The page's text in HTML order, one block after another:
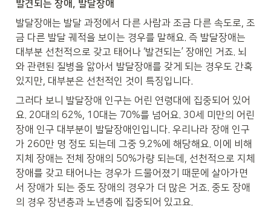
발견되는 장애 , 발달장애
발달장애는 발달 과정에서 다른 사람과 조금 다른 속도로, 조
금 다른 발달 궤적을 보이는 경우를 말해요. 즉 발달장애는
대부분 선천적으로 갖고 태어나 ‘발견되는’ 장애인 거죠. 뇌
와 관련된 질병을 앓아서 발달장애를 갖게 되는 경우도 간혹
있지만, 대부분은 선천적인 것이 특징입니다.
그러다 보니 발달장애 인구는 어린 연령대에 집중되어 있어
요. 20대의 62%, 10대는 70%를 넘어요. 30세 미만의 어린
장애 인구 대부분이 발달장애인입니다. 우리나라 장애 인구
가 260만 명 정도 되는데 그중 9.2%에 해당해요. 이에 비해
지체 장애는 전체 장애의 50%가량 되는데, 선천적으로 지체
장애를 갖고 태어나는 경우가 드물어졌기 때문에 살아가면
서 장애가 되는 중도 장애의 경우가 더 많은 거죠. 중도 장애
의 경우 장년층과 노년층에 집중되어 있고요.